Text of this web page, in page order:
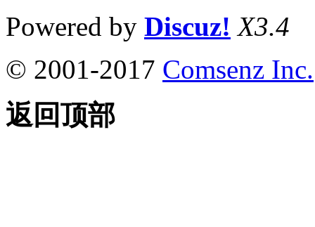
Powered by Discuz! X3.4
© 2001-2017 Comsenz Inc.
返回顶部